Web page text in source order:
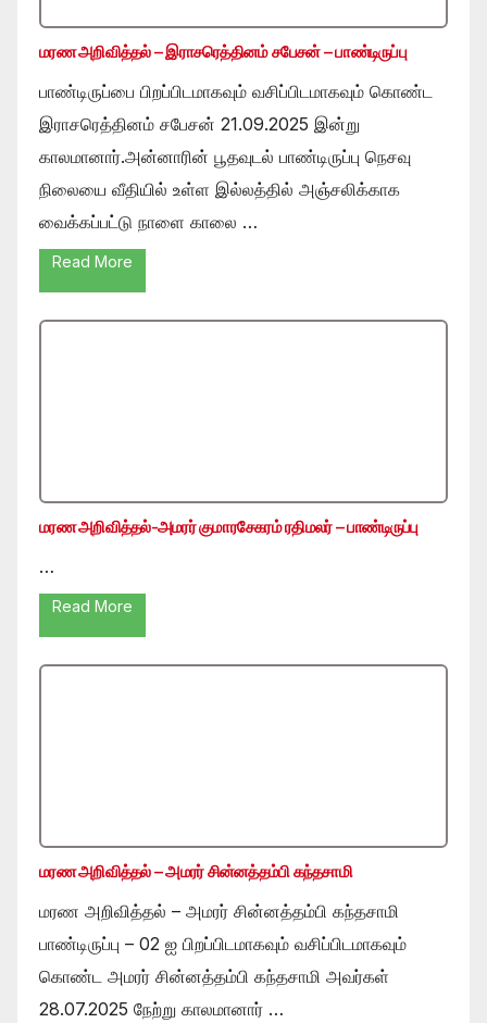
மரண அறிவித்தல் – இராசரெத்தினம் சபேசன் – பாண்டிருப்பு
பாண்டிருப்பை பிறப்பிடமாகவும் வசிப்பிடமாகவும் கொண்ட
இராசரெத்தினம் சபேசன் 21.09.2025 இன்று
காலமானார்.அன்னாரின் பூதவுடல் பாண்டிருப்பு நெசவு
நிலையை வீதியில் உள்ள இல்லத்தில் அஞ்சலிக்காக
வைக்கப்பட்டு நாளை காலை …
Read More
மரண அறிவித்தல்-அமரர் குமாரசேகரம் ரதிமலர் – பாண்டிருப்பு
…
Read More
மரண அறிவித்தல் – அமரர் சின்னத்தம்பி கந்தசாமி
மரண அறிவித்தல் – அமரர் சின்னத்தம்பி கந்தசாமி
பாண்டிருப்பு – 02 ஐ பிறப்பிடமாகவும் வசிப்பிடமாகவும்
கொண்ட அமரர் சின்னத்தம்பி கந்தசாமி அவர்கள்
28.07.2025 நேற்று காலமானார் …